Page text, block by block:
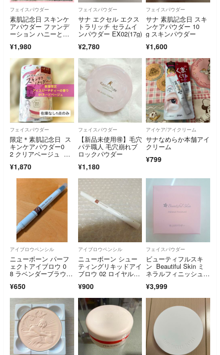
フェイスパウダー
素肌記念日 スキンケ
アパウダー ファンデ
ーション ハニーとフ
ット
¥1,980
フェイスパウダー
サナ エクセル エクス
トラリッチ セラムイ
ンパウダー EX02(17g)
¥2,780
フェイスパウダー
サナ 素肌記念日 スキ
ンケアパウダー 10
g スキンパウダー
¥1,600
フェイスパウダー
限定＊素肌記念日 ス
キンケアパウダー0
2 クリアベージュ ア
¥1,870
フェイスパウダー
【新品未使用🉐】毛穴
パテ職人 毛穴崩れブ
ロックパウダー
¥1,180
アイケア/アイクリーム
サナなめらか本舗アイ
クリーム
¥799
アイブロウペンシル
ニューボーン パーフ
ェクトアイブロウ 0
8 ラベンダーブラウン
¥650
アイブロウペンシル
ニューボーン シュー
ティングリキッドアイ
ブロウ 02 ロイヤルブ
¥900
フェイスパウダー
ビューティフルスキ
ン Beautiful Skin ミ
ネラルフィニッシュヴ
ー
¥3,999